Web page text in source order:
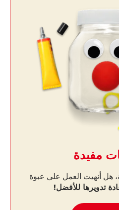
مفيدة
هل أنهيت العمل على عبوة
تدويرها للأفضل!